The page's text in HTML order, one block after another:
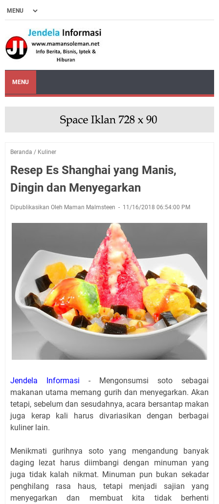
MENU
Beranda / Kuliner
Resep Es Shanghai yang Manis,
Dingin dan Menyegarkan
Dipublikasikan Oleh Maman Malmsteen 11/16/2018 06:54:00 PM
Jendela Informasi - Mengonsumsi soto sebagai
makanan utama memang gurih dan menyegarkan. Akan
tetapi, sebelum dan sesudahnya, acara bersantap makan
juga kerap kali harus divariasikan dengan berbagai
kuliner lain.
Menikmati gurihnya soto yang mengandung banyak
daging lezat harus diimbangi dengan minuman yang
juga tidak kalah nikmat. Minuman pun bukan sekadar
penghilang rasa haus, tetapi menjadi sajian yang
menyegarkan dan membuat kita tidak berhenti